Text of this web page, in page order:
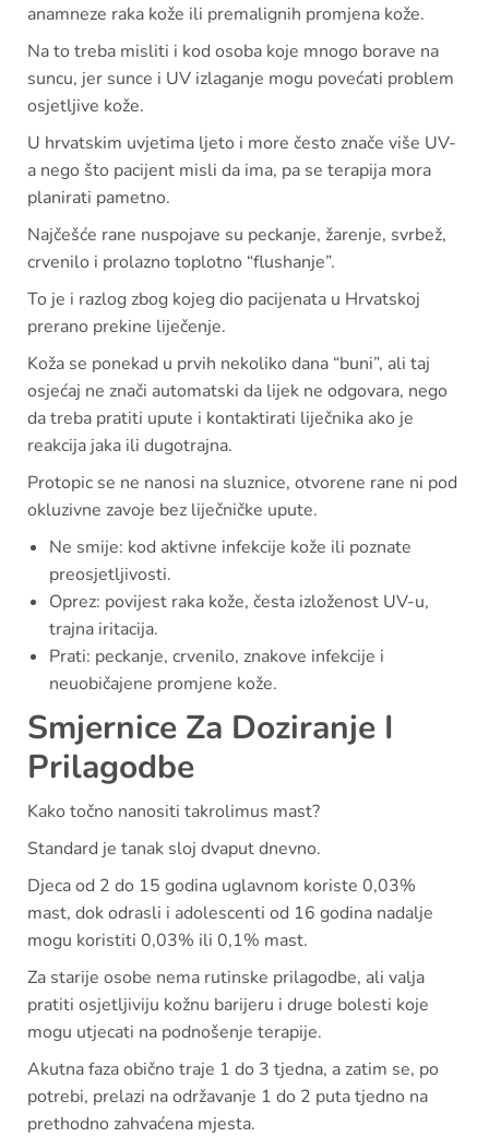
anamneze raka kože ili premalignih promjena kože.
Na to treba misliti i kod osoba koje mnogo borave na
suncu, jer sunce i UV izlaganje mogu povećati problem
osjetljive kože.
U hrvatskim uvjetima ljeto i more često znače više UV-
a nego što pacijent misli da ima, pa se terapija mora
planirati pametno.
Najčešće rane nuspojave su peckanje, žarenje, svrbež,
crvenilo i prolazno toplotno “flushanje”.
To je i razlog zbog kojeg dio pacijenata u Hrvatskoj
prerano prekine liječenje.
Koža se ponekad u prvih nekoliko dana “buni”, ali taj
osjećaj ne znači automatski da lijek ne odgovara, nego
da treba pratiti upute i kontaktirati liječnika ako je
reakcija jaka ili dugotrajna.
Protopic se ne nanosi na sluznice, otvorene rane ni pod
okluzivne zavoje bez liječničke upute.
Ne smije: kod aktivne infekcije kože ili poznate
preosjetljivosti.
Oprez: povijest raka kože, česta izloženost UV-u,
trajna iritacija.
Prati: peckanje, crvenilo, znakove infekcije i
neuobičajene promjene kože.
Smjernice Za Doziranje I
Prilagodbe
Kako točno nanositi takrolimus mast?
Standard je tanak sloj dvaput dnevno.
Djeca od 2 do 15 godina uglavnom koriste 0,03%
mast, dok odrasli i adolescenti od 16 godina nadalje
mogu koristiti 0,03% ili 0,1% mast.
Za starije osobe nema rutinske prilagodbe, ali valja
pratiti osjetljiviju kožnu barijeru i druge bolesti koje
mogu utjecati na podnošenje terapije.
Akutna faza obično traje 1 do 3 tjedna, a zatim se, po
potrebi, prelazi na održavanje 1 do 2 puta tjedno na
prethodno zahvaćena mjesta.